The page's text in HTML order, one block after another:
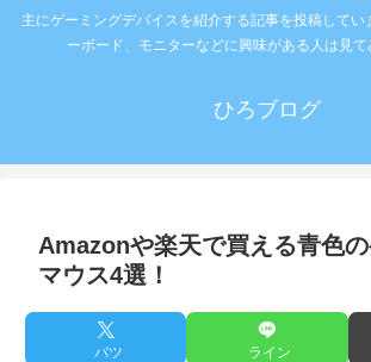
主にゲーミングデバイスを紹介する記事を投稿してい
ーボード、モニターなどに興味がある人は見て
ひろブログ
Amazonや楽天で買える青色
マウス4選！
バツ ライン